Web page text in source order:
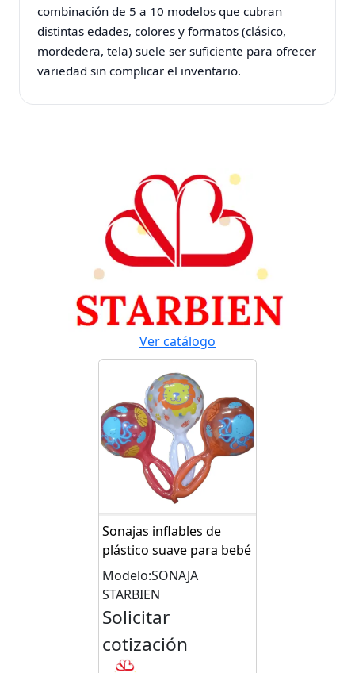
combinación de 5 a 10 modelos que cubran
distintas edades, colores y formatos (clásico,
mordedera, tela) suele ser suficiente para ofrecer
variedad sin complicar el inventario.
Ver catálogo
Sonajas inflables de
plástico suave para bebé
Modelo:SONAJA
STARBIEN
Solicitar
cotización